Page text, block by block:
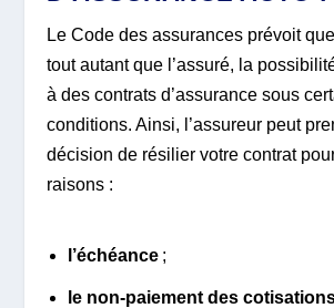
Le Code des assurances prévoit
tout autant que l’assuré, la
à des contrats d’assurance sous
conditions. Ainsi, l’assureur peut
décision de résilier votre contrat
raisons :
l’échéance;
le non-paiement des